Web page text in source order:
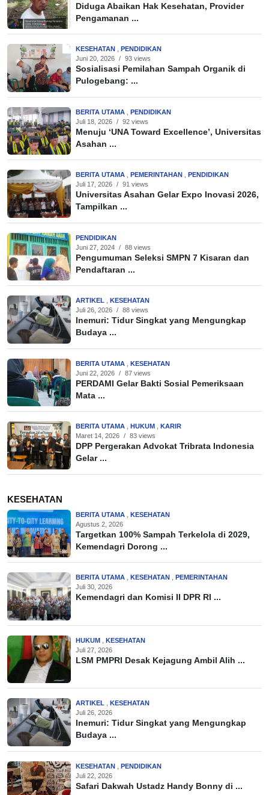
Diduga Abaikan Hak Kesehatan, Provider
Pengamanan ...
KESEHATAN
PENDIDIKAN
Juni 20, 2026 / 93 views
Sosialisasi Pemilahan Sampah Organik di
Pulogebang: ...
BERITA UTAMA
PENDIDIKAN
Juli 18, 2026 / 92 views
Menuju ‘UNA Toward Excellence’, Universitas
Asahan ...
BERITA UTAMA PEMERINTAHAN
PENDIDIKAN
Juli 17, 2026 / 91 views
Universitas Asahan Gelar Expo Inovasi 2026,
Tampilkan ...
PENDIDIKAN
Juni 27, 2024 / 88 views
Pengumuman Seleksi SMPN 7 Kisaran dan
Pendaftaran ...
ARTIKEL
KESEHATAN
Juli 26, 2026 / 88 views
Inemuri: Tidur Singkat yang Mengungkap
Budaya ...
BERITA UTAMA
KESEHATAN
Juni 22, 2026 / 87 views
PERDAMI Gelar Bakti Sosial Pemeriksaan
Mata ...
BERITA UTAMA HUKUM
KARIR
Maret 14, 2026 / 83 views
DPP Pergerakan Advokat Tribrata Indonesia
Gelar ...
KESEHATAN
BERITA UTAMA
KESEHATAN
Agustus 2, 2026
Targetkan 100% Sampah Terkelola di 2029,
Kemendagri Dorong ...
BERITA UTAMA KESEHATAN
PEMERINTAHAN
Juli 30, 2026
Kemendagri dan Komisi II DPR RI ...
HUKUM
KESEHATAN
Juli 27, 2026
LSM PMPRI Desak Kejagung Ambil Alih ...
ARTIKEL
KESEHATAN
Juli 26, 2026
Inemuri: Tidur Singkat yang Mengungkap
Budaya ...
KESEHATAN
PENDIDIKAN
Juli 22, 2026
Safari Dakwah Ustadz Handy Bonny di ...